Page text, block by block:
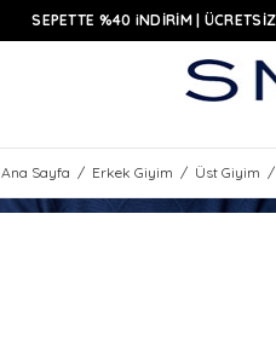
SEPETTE %40 iNDİRİM |
Ana Sayfa / Erkek Giyim / Üst Giyim /